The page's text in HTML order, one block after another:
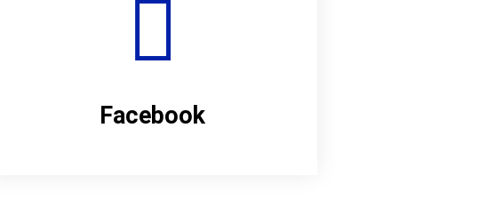
Facebook